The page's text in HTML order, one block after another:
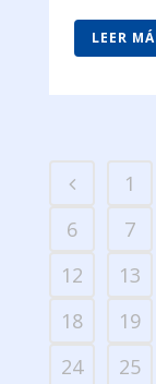
LEER
1
6
7
12
13
18
19
24
25